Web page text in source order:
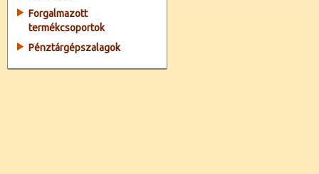
Forgalmazott
termékcsoportok
Pénztárgépszalagok